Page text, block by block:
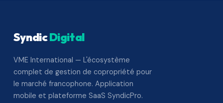
SyndicDigital
VME International — L'écosystème
complet de gestion de copropriété pour
le marché francophone. Application
mobile et plateforme SaaS SyndicPro.